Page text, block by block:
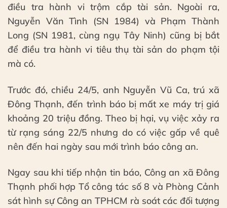
điều tra hành vi trộm cắp tài sản. Ngoài ra,
Nguyễn Văn Tình (SN 1984) và Phạm Thành
Long (SN 1981, cùng ngụ Tây Ninh) cũng bị bắt
để điều tra hành vi tiêu thụ tài sản do phạm tội
mà có.
Trước đó, chiều 24/5, anh Nguyễn Vũ Ca, trú xã
Đông Thạnh, đến trình báo bị mất xe máy trị giá
khoảng 20 triệu đồng. Theo bị hại, vụ việc xảy ra
từ rạng sáng 22/5 nhưng do có việc gấp về quê
nên đến hai ngày sau mới trình báo công an.
Ngay sau khi tiếp nhận tin báo, Công an xã Đông
Thạnh phối hợp Tổ công tác số 8 và Phòng Cảnh
sát hình sự Công an TPHCM rà soát các đối tượng